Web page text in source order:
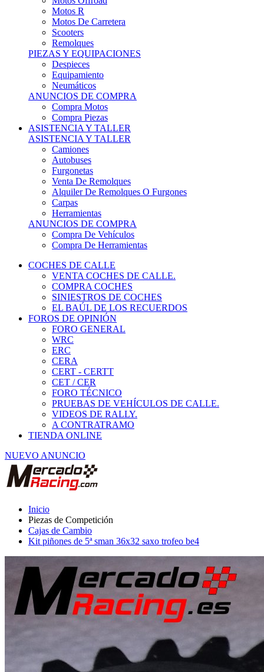
Motos R
Motos De Carretera
Scooters
Remolques
PIEZAS Y EQUIPACIONES
Despieces
Equipamiento
Neumáticos
ANUNCIOS DE COMPRA
Compra Motos
Compra Piezas
ASISTENCIA Y TALLER
ASISTENCIA Y TALLER
Camiones
Autobuses
Furgonetas
Venta De Remolques
Alquiler De Remolques O Furgones
Carpas
Herramientas
ANUNCIOS DE COMPRA
Compra De Vehículos
Compra De Herramientas
COCHES DE CALLE
VENTA COCHES DE CALLE.
COMPRA COCHES
SINIESTROS DE COCHES
EL BAÚL DE LOS RECUERDOS
FOROS DE OPINIÓN
FORO GENERAL
WRC
ERC
CERA
CERT - CERTT
CET / CER
FORO TÉCNICO
PRUEBAS DE VEHÍCULOS DE CALLE.
VIDEOS DE RALLY.
A CONTRATRAMO
TIENDA ONLINE
NUEVO ANUNCIO
Inicio
Piezas de Competición
Cajas de Cambio
Kit piñones de 5ª sman 36x32 saxo trofeo be4